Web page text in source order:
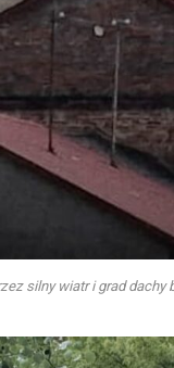
silny wiatr i grad